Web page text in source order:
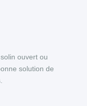
ouvert ou
solution de